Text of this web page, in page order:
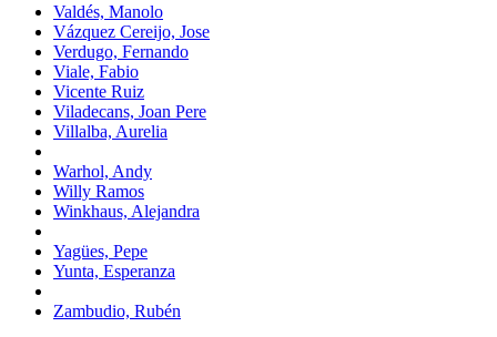
Valdés, Manolo
Vázquez Cereijo, Jose
Verdugo, Fernando
Viale, Fabio
Vicente Ruiz
Viladecans, Joan Pere
Villalba, Aurelia
Warhol, Andy
Willy Ramos
Winkhaus, Alejandra
Yagües, Pepe
Yunta, Esperanza
Zambudio, Rubén